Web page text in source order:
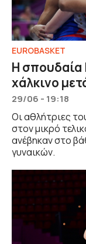
EUROBASKET
Η σπουδαία
χάλκινο
29/06 - 19:18
Οι αθλήτριες
στον μικρό
ανέβηκαν στο
γυναικών.